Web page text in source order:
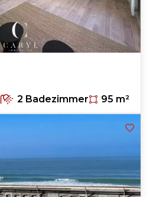
2 Badezimmer 95 m²